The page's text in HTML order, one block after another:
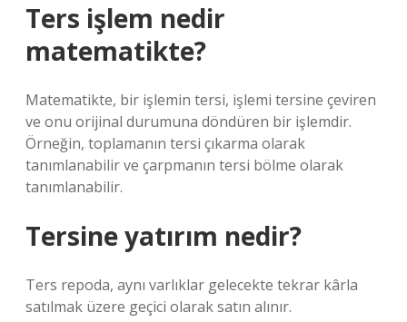
Ters işlem nedir
matematikte?
Matematikte, bir işlemin tersi, işlemi tersine çeviren
ve onu orijinal durumuna döndüren bir işlemdir.
Örneğin, toplamanın tersi çıkarma olarak
tanımlanabilir ve çarpmanın tersi bölme olarak
tanımlanabilir.
Tersine yatırım nedir?
Ters repoda, aynı varlıklar gelecekte tekrar kârla
satılmak üzere geçici olarak satın alınır.